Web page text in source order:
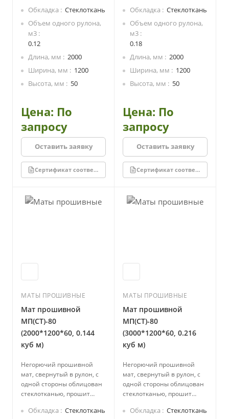
Производится из каменной
ваты на основе
базальтовых пород.
Экологически безопасный,
Стеклоткань придает
дополнительно защитные
свойства для утеплителя и
конструкции.
Обкладка
Стеклоткань
Объем одного рулона,
м3
0.12
Длина, мм
2000
Ширина, мм
1200
Высота, мм
50
Цена: По
запросу
Оставить заявку
Сертификат соответствия
Производится из каменной
ваты на основе
базальтовых пород.
Экологически безопасный,
Стеклоткань придает
дополнительно защитные
свойства для утеплителя и
конструкции.
Обкладка
Стеклоткань
Объем одного рулона,
м3
0.18
Длина, мм
2000
Ширина, мм
1200
Высота, мм
50
Цена: По
запросу
Оставить заявку
Сертификат соответствия
МАТЫ ПРОШИВНЫЕ
Мат прошивной
МП(СТ)-80
(2000*1200*60, 0.144
куб м)
Негорючий прошивной
мат, свернутый в рулон, с
одной стороны облицован
стеклотканью, прошит
Производится из каменной
Обкладка
Стеклоткань
МАТЫ ПРОШИВНЫЕ
Мат прошивной
МП(СТ)-80
(3000*1200*60, 0.216
куб м)
Негорючий прошивной
мат, свернутый в рулон, с
одной стороны облицован
стеклотканью, прошит
Производится из каменной
Обкладка
Стеклоткань